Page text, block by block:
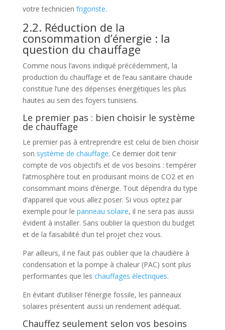
votre technicien frigoriste.
2.2. Réduction de la
consommation d’énergie : la
question du chauffage
Comme nous l’avons indiqué précédemment, la
production du chauffage et de l’eau sanitaire chaude
constitue l’une des dépenses énergétiques les plus
hautes au sein des foyers tunisiens.
Le premier pas : bien choisir le système
de chauffage
Le premier pas à entreprendre est celui de bien choisir
son système de chauffage. Ce dernier doit tenir
compte de vos objectifs et de vos besoins : tempérer
l’atmosphère tout en produisant moins de CO2 et en
consommant moins d’énergie. Tout dépendra du type
d’appareil que vous allez poser. Si vous optez par
exemple pour le panneau solaire, il ne sera pas aussi
évident à installer. Sans oublier la question du budget
et de la faisabilité d’un tel projet chez vous.
Par ailleurs, il ne faut pas oublier que la chaudière à
condensation et la pompe à chaleur (PAC) sont plus
performantes que les chauffages électriques.
En évitant d’utiliser l’énergie fossile, les panneaux
solaires présentent aussi un rendement adéquat.
Chauffez seulement selon vos besoins